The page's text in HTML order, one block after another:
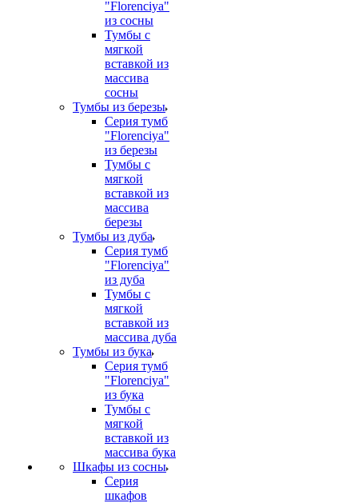
"Florenciya"
из сосны
Тумбы с
мягкой
вставкой из
массива
сосны
Тумбы из березы
Серия тумб
"Florenciya"
из березы
Тумбы с
мягкой
вставкой из
массива
березы
Тумбы из дуба
Серия тумб
"Florenciya"
из дуба
Тумбы с
мягкой
вставкой из
массива дуба
Тумбы из бука
Серия тумб
"Florenciya"
из бука
Тумбы с
мягкой
вставкой из
массива бука
Шкафы из сосны
Серия
шкафов